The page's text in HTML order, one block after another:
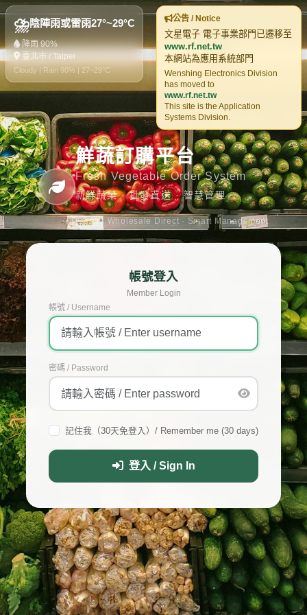
⛈️陰陣雨或雷雨27°~29°C
降雨 90%
臺北市 / Taipei
Cloudy | Rain 90% | 27~29°C
公告 / Notice
文星電子 電子事業部門已遷移至
www.rf.net.tw
本網站為應用系統部門
Wenshing Electronics Division
has moved to
www.rf.net.tw
This site is the Application
Systems Division.
鮮蔬訂購平台
Fresh Vegetable Order System
新鮮蔬菜 · 批發直送 · 智慧管理
Fresh · Wholesale Direct · Smart Management
帳號登入
Member Login
帳號 / Username
密碼 / Password
記住我（30天免登入）/ Remember me (30 days)
登入 / Sign In